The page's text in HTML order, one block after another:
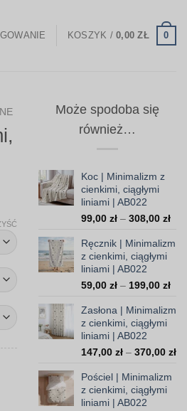
KOSZYK /0,00ZŁ 0
Może spodoba się
również…
Koc | Minimalizm z
cienkimi, ciągłymi
liniami | AB022
99,00 zł – 308,00 zł
od
Ręcznik | Minimalizm
z cienkimi, ciągłymi
liniami | AB022
59,00 zł – 199,00 zł
od
Zasłona | Minimalizm
z cienkimi, ciągłymi
liniami | AB022
147,00 zł – 370,00 zł
Pościel | Minimalizm
z cienkimi, ciągłymi
liniami | AB022